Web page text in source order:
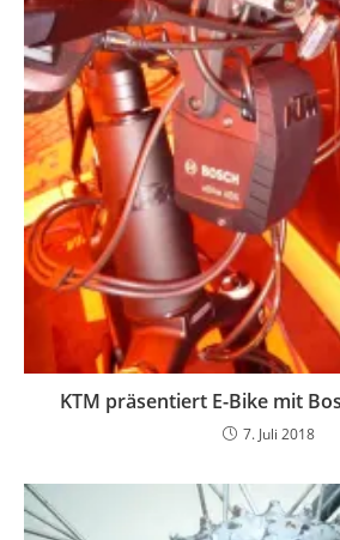
KTM präsentiert E-Bike mit
7. Juli 2018